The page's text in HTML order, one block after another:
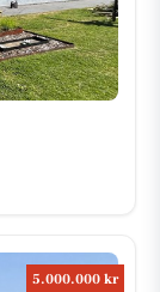
5.000.000 kr